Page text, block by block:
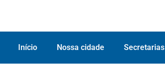
Início Nossa cidade Secretarias